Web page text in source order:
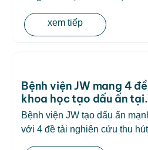
xem tiếp
Bệnh viện JW mang 4
khoa học tạo dấu ấn
Bệnh viện JW tạo dấu ấn
với 4 đề tài nghiên cứu thu